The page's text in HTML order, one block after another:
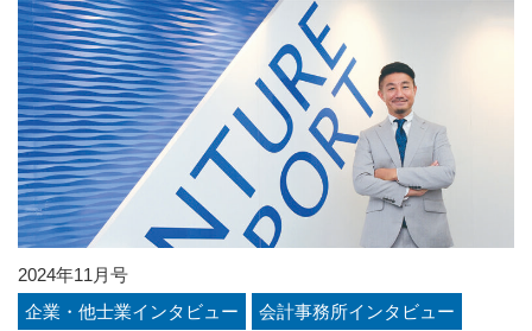
2024年11月号
企業・他士業インタビュー
会計事務所インタビュー